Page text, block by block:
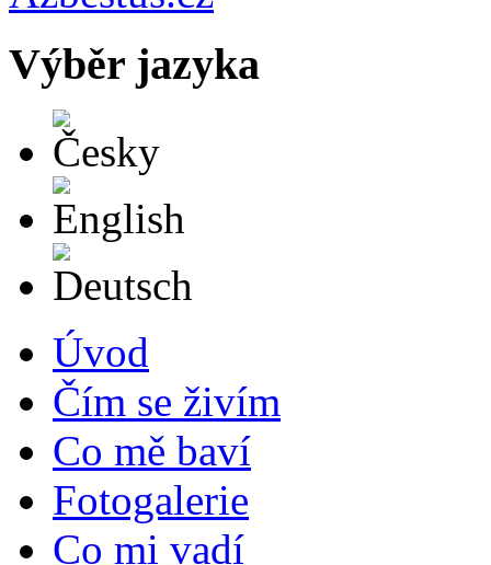
Výběr jazyka
Úvod
Čím se živím
Co mě baví
Fotogalerie
Co mi vadí